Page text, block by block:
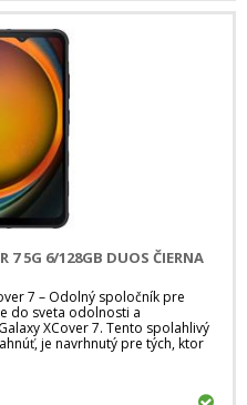
7 5G 6/128GB DUOS ČIERNA
7 – Odolný spoločník pre
do sveta odolnosti a
XCover 7. Tento spolahlivý
je navrhnutý pre tých, ktor